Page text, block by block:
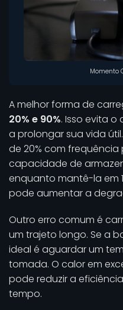
Momento
A melhor forma de
20% e 90%. Isso evita
a prolongar sua vida
de 20% com frequência
capacidade de
enquanto mantê-la em
pode aumentar a
Outro erro comum é
um trajeto longo. Se a
ideal é aguardar um
tomada. O calor em
pode reduzir a
tempo.